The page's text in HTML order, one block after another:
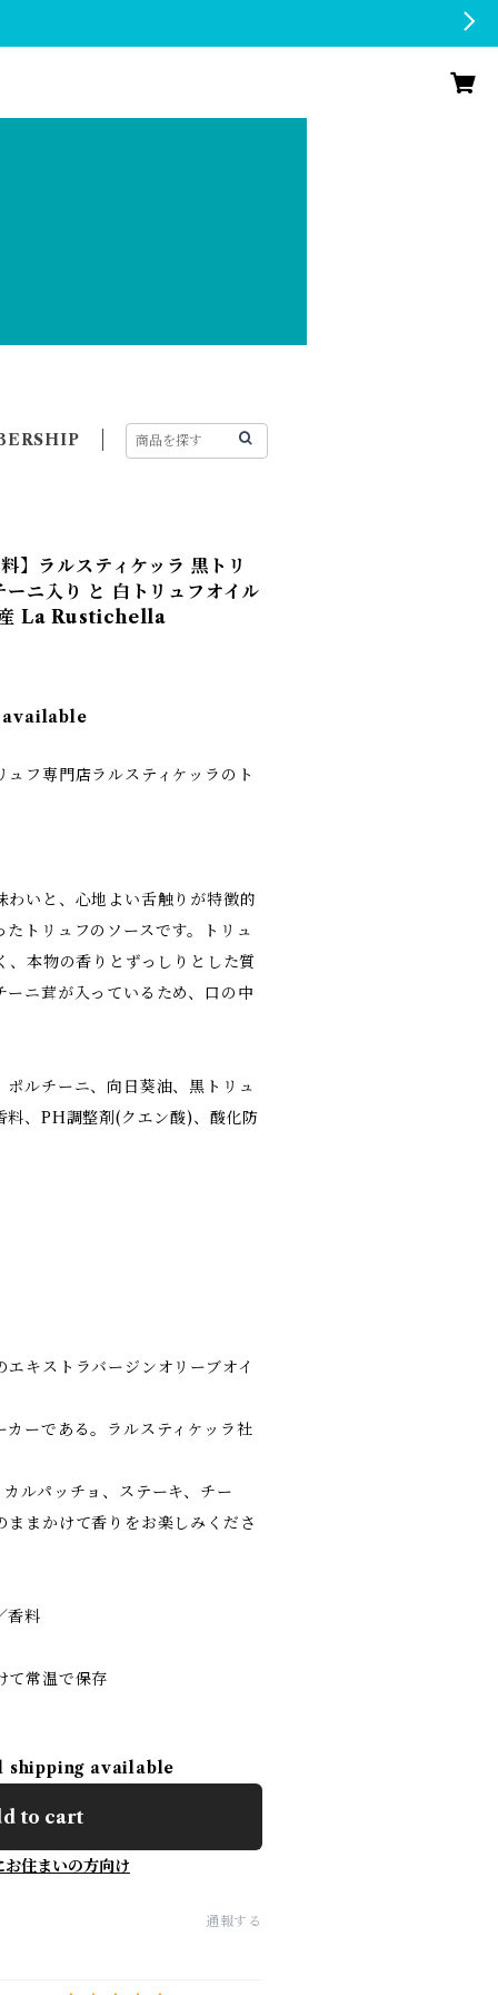
】ラルスティケッラ 黒トリ
ニ入り と 白トリュフオイル
産 La Rustichella
フ専門店ラルスティケッラのト
わいと、心地よい舌触りが特徴的
トリュフのソースです。トリュ
、本物の香りとずっしりとした質
ニ茸が入っているため、口の中
ルチーニ、向日葵油、黒トリュ
料、PH調整剤(クエン酸)、酸化防
キストラバージンオリーブオイ
ーである。ラルスティケッラ社
ルパッチョ、ステーキ、チー
まかけて香りをお楽しみくださ
香料
て常温で保存
available
to cart
お住まいの方向け
通報する